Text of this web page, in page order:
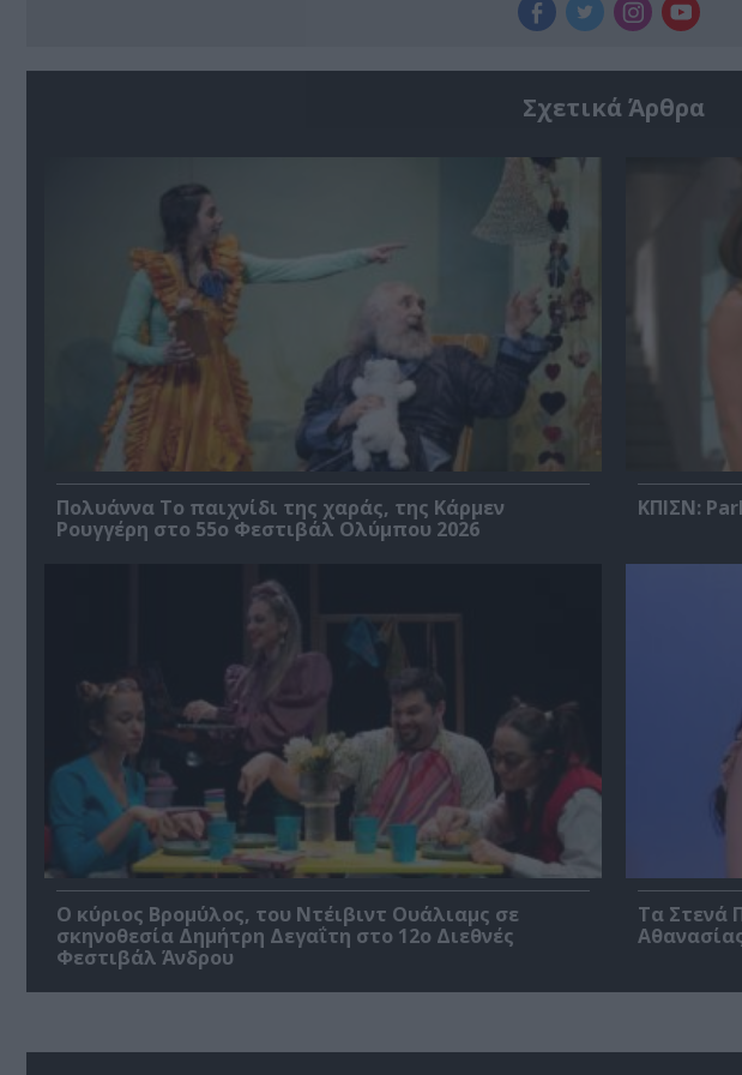
Σχετικά Άρθρα
Πολυάννα Το παιχνίδι της χαράς, της Κάρμεν
Ρουγγέρη στο 55ο Φεστιβάλ Ολύμπου 2026
ΚΠΙΣΝ:
O κύριος Βρομύλος, του Ντέιβιντ Ουάλιαμς σε
σκηνοθεσία Δημήτρη Δεγαΐτη στο 12ο Διεθνές
Φεστιβάλ Άνδρου
Τα Στενά